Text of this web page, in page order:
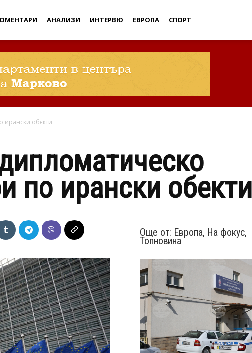
АНАЛИЗИ ИНТЕРВЮ ЕВРОПА СПОРТ
ирански обекти
по ирански обекти
Още от: Европа, На фокус,
Топновина